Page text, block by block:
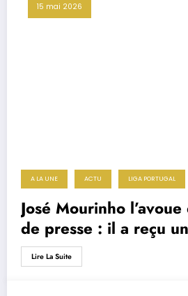
15 mai 2026
A LA UNE ACTU LIGA PORTUGAL
José Mourinho
de presse : il a reçu
semaine
Lire La Suite